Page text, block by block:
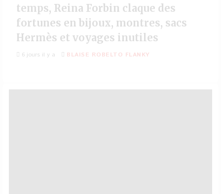
temps, Reina Forbin claque des
fortunes en bijoux, montres, sacs
Hermès et voyages inutiles
6 jours il y a BLAISE ROBELTO FLANKY